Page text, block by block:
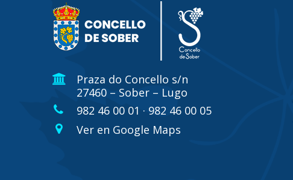
Praza do Concello s/n
27460 – Sober – Lugo
982 46 00 01 · 982 46 00 05
Ver en Google Maps